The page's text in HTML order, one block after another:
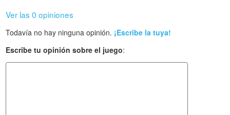
Ver las 0 opiniones
Todavía no hay ninguna opinión. ¡Escribe la tuya!
Escribe tu opinión sobre el juego: